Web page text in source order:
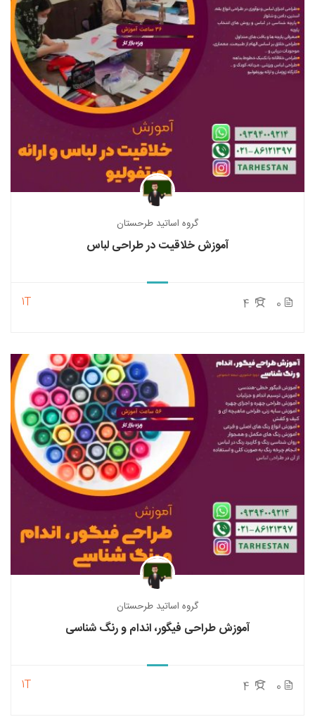
گروه اساتید طرحستان
آموزش خلاقیت در طراحی لباس
0
1T
گروه اساتید طرحستان
آموزش طراحی فیگور، اندام و رنگ شناسی
0
1T